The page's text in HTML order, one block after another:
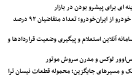
ریزش کم‌ سابقه تقاضا برای خرید خودرو از ایران‌خودرو؛ تعداد متقاضیان ۹۲ درصد
آنلاین استعلام و پیگیری وضعیت قراردادها و
لوکس و مدرن سروش موتور
و مسیرهای جایگزین؛ محموله قطعات نیسان ترا